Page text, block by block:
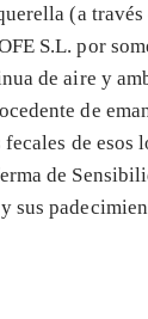
(a
S.L. por
de aire y
de
de esos
de
sus